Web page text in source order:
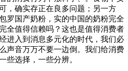
，确实存正在良多问题；另一方
罗国产奶粉，实的中国的奶粉完全
全值得信赖吗？这也是值得消费者
进入到消息多元化的时代，我们必
声音万万不要一边倒。我们给消费
些选择，一些分辨。